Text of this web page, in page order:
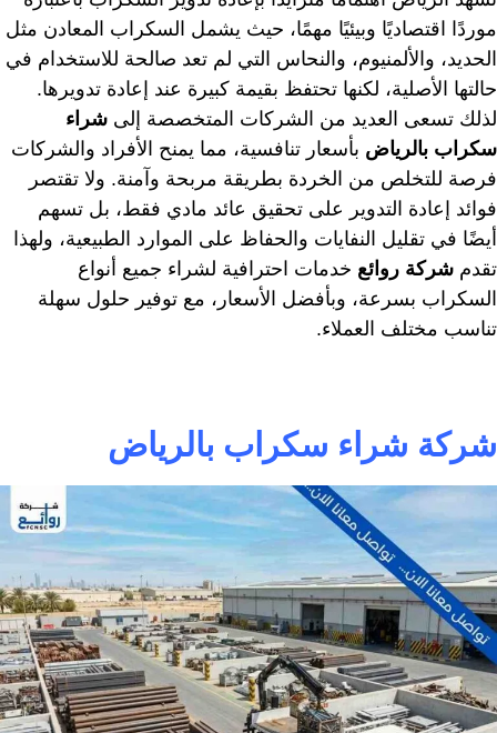
موردًا اقتصاديًا وبيئيًا مهمًا، حيث يشمل السكراب المعادن مثل
الحديد، والألمنيوم، والنحاس التي لم تعد صالحة للاستخدام في
حالتها الأصلية، لكنها تحتفظ بقيمة كبيرة عند إعادة تدويرها.
لذلك تسعى العديد من الشركات المتخصصة إلى شراء
سكراب بالرياض بأسعار تنافسية، مما يمنح الأفراد والشركات
فرصة للتخلص من الخردة بطريقة مربحة وآمنة. ولا تقتصر
فوائد إعادة التدوير على تحقيق عائد مادي فقط، بل تسهم
أيضًا في تقليل النفايات والحفاظ على الموارد الطبيعية، ولهذا
تقدم شركة روائع خدمات احترافية لشراء جميع أنواع
السكراب بسرعة، وبأفضل الأسعار، مع توفير حلول سهلة
تناسب مختلف العملاء.
شركة شراء سكراب بالرياض